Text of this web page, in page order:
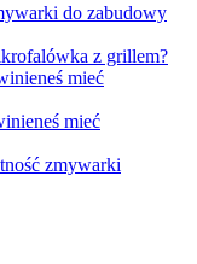
do zabudowy
z grillem?
mieć
mieć
zmywarki